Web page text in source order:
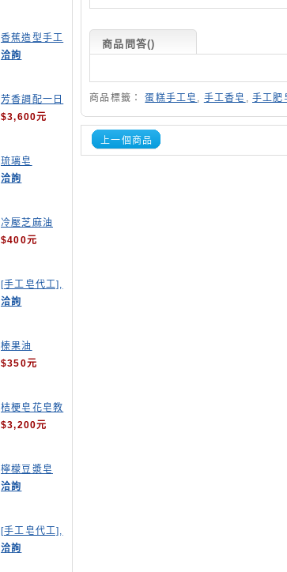
香蕉造型手工
皂
洽詢
芳香調配一日
班
$3,600元
琉璃皂
洽詢
冷壓芝麻油
$400元
[手工皂代工],
酪梨手工皂
洽詢
榛果油
$350元
桔梗皂花皂教
學
$3,200元
檸檬豆漿皂
(溫潤手感皂)
洽詢
[手工皂代工],
美人魚手工皂
洽詢
商品問答()
商品標籤：蛋糕手工皂 , 手工香皂 ,手工肥
上一個商品